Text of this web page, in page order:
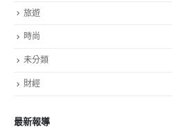
旅遊
時尚
未分類
財經
最新報導